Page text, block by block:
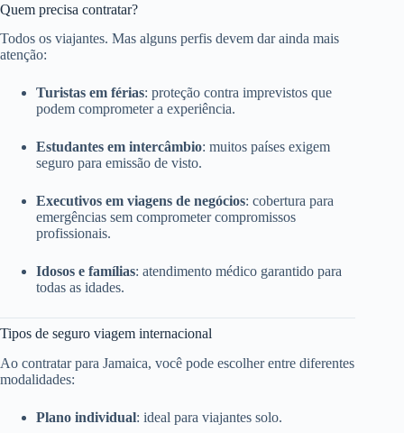
Quem precisa contratar?
Todos os viajantes. Mas alguns perfis devem dar ainda mais
atenção:
Turistas em férias: proteção contra imprevistos que
podem comprometer a experiência.
Estudantes em intercâmbio: muitos países exigem
seguro para emissão de visto.
Executivos em viagens de negócios: cobertura para
emergências sem comprometer compromissos
profissionais.
Idosos e famílias: atendimento médico garantido para
todas as idades.
Tipos de seguro viagem internacional
Ao contratar para Jamaica, você pode escolher entre diferentes
modalidades:
Plano individual: ideal para viajantes solo.